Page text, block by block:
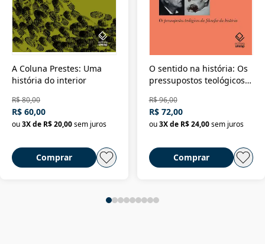
A Coluna Prestes: Uma
história do interior
R$ 80,00
R$ 60,00
ou3X de R$ 20,00sem juros
Comprar
O sentido na história: Os
pressupostos teológicos
R$ 96,00
R$ 72,00
ou 3X de R$ 24,00 sem juros
Comprar